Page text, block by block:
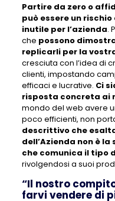
Partire da zero o
può essere un
inutile per l’azienda.
che possono
replicarli per la
cresciuta con l’idea di
clienti, impostando
efficaci e lucrative. Ci
risposta concreta ai
mondo del web avere
poco efficienti, non
descrittivo che
dell’Azienda non è
che comunica il tipo
rivolgendosi a suoi
“Il nostro
farvi vendere di